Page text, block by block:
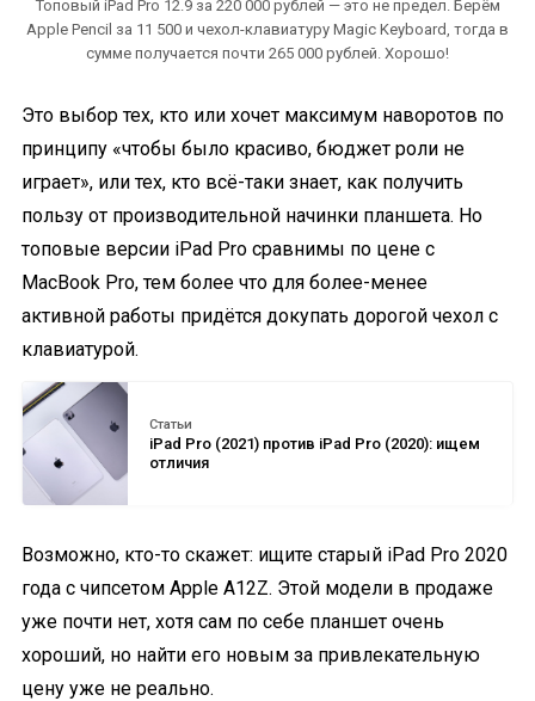
Топовый iPad Pro 12.9 за 220 000 рублей — это не предел. Берём
Apple Pencil за 11 500 и чехол-клавиатуру Magic Keyboard, тогда в
сумме получается почти 265 000 рублей. Хорошо!
Это выбор тех, кто или хочет максимум наворотов по
принципу «чтобы было красиво, бюджет роли не
играет», или тех, кто всё-таки знает, как получить
пользу от производительной начинки планшета. Но
топовые версии iPad Pro сравнимы по цене с
MacBook Pro, тем более что для более-менее
активной работы придётся докупать дорогой чехол с
клавиатурой.
Статьи
iPad Pro (2021) против iPad Pro (2020): ищем
отличия
Возможно, кто-то скажет: ищите старый iPad Pro 2020
года с чипсетом Apple A12Z. Этой модели в продаже
уже почти нет, хотя сам по себе планшет очень
хороший, но найти его новым за привлекательную
цену уже не реально.